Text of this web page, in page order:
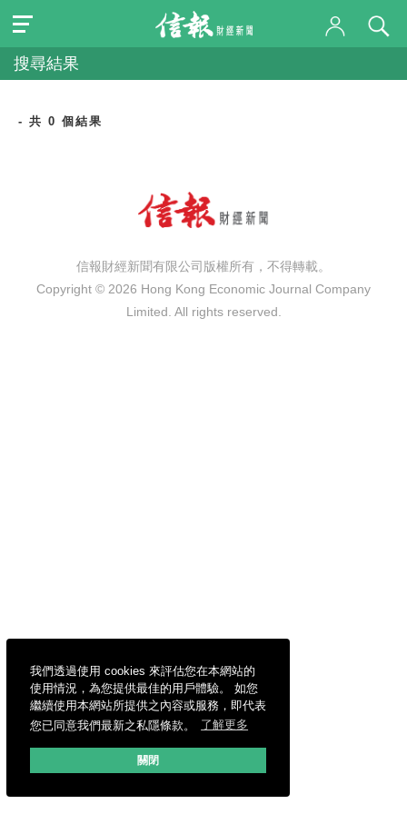
我們透過使用 cookies 來評估您在本網站的
使用情況，為您提供最佳的用戶體驗。 如您
繼續使用本網站所提供之內容或服務，即代表
您已同意我們最新之私隱條款。
了解更多
關閉
搜尋結果
- 共 0 個結果
信報財經新聞有限公司版權所有，不得轉載。
Copyright © 2026 Hong Kong Economic Journal Company
Limited. All rights reserved.